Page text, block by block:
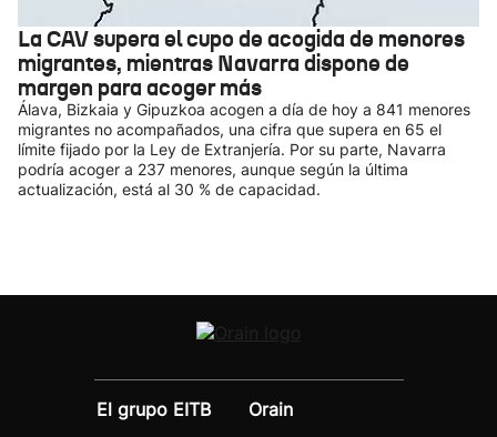
La CAV supera el cupo de acogida de menores
migrantes, mientras Navarra dispone de
margen para acoger más
Álava, Bizkaia y Gipuzkoa acogen a día de hoy a 841 menores
migrantes no acompañados, una cifra que supera en 65 el
límite fijado por la Ley de Extranjería. Por su parte, Navarra
podría acoger a 237 menores, aunque según la última
actualización, está al 30 % de capacidad.
El grupo EITB
Orain